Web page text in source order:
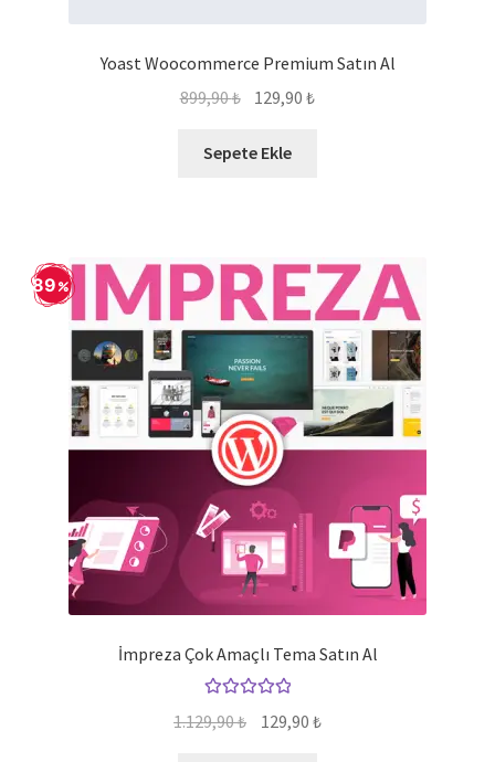
Yoast Woocommerce Premium Satın Al
899,90₺ Orijinal
899,90 ₺.
129,90₺Şu
Sepete Ekle
İmpreza Çok Amaçlı Tema Satın Al
5.00
89
1.129,90₺
Orijinal
129,90 ₺Şu